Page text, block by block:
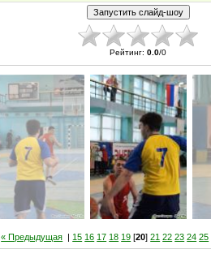
Рейтинг: 0.0/0
« Предыдущая | 15 16 17 18 19 [20]21 22 23 24 25